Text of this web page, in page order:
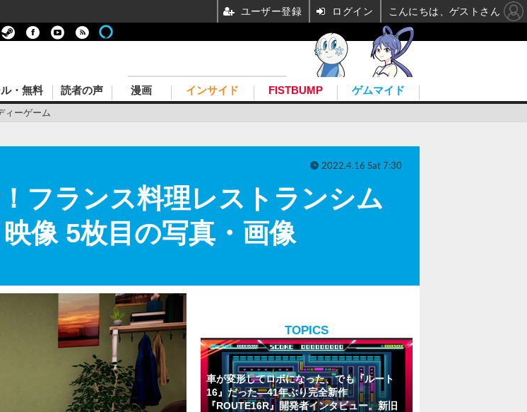
ィーゲーム
・無料 読者の声 漫画 インサイド FISTBUMP ゲムマイド
フランス料理レストランシム
像 5枚目の写真・画像
2022.4.16 Sat 7:30
TOPICS
車が変形してロボになった、でも『ルート
16』だった―41年ぶり完全新作
『ROUTE16R』開発者インタビュー。新旧
ユーザー登録 ログイン こんにちは、ゲストさん